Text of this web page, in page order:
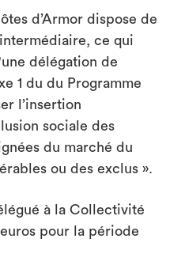
d’Armor dispose de
ce qui
délégation de
1 du du Programme
l’insertion
sociale des
du marché du
ou des exclus ».
à la Collectivité
pour la période